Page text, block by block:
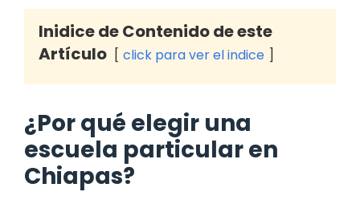
Inidice de Contenido de este
Artículo
click para ver el indice
¿Por qué elegir una
escuela particular en
Chiapas?